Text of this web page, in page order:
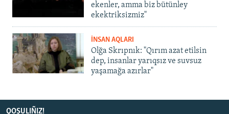
ekenler, amma biz bütünley
ekektriksizmiz"
İNSAN AQLARI
Olğa Skrıpnık: "Qırım azat etilsin
dep, insanlar yarıqsız ve suvsuz
yaşamağa azırlar"
QOŞULIÑIZ!